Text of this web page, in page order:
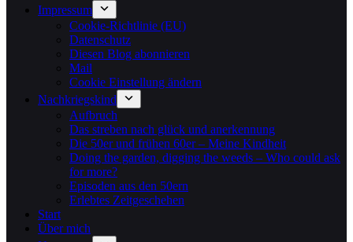
Impressum
Cookie-Richtlinie (EU)
Datenschutz
Diesen Blog abonnieren
Mail
Cookie Einstellung ändern
Nachkriegskind
Aufbruch
Das streben nach glück und anerkennung
Die 50er und frühen 60er – Meine Kindheit
Doing the garden, digging the weeds – Who could ask
for more?
Episoden aus den 50ern
Erlebtes Zeitgeschehen
Start
Über mich